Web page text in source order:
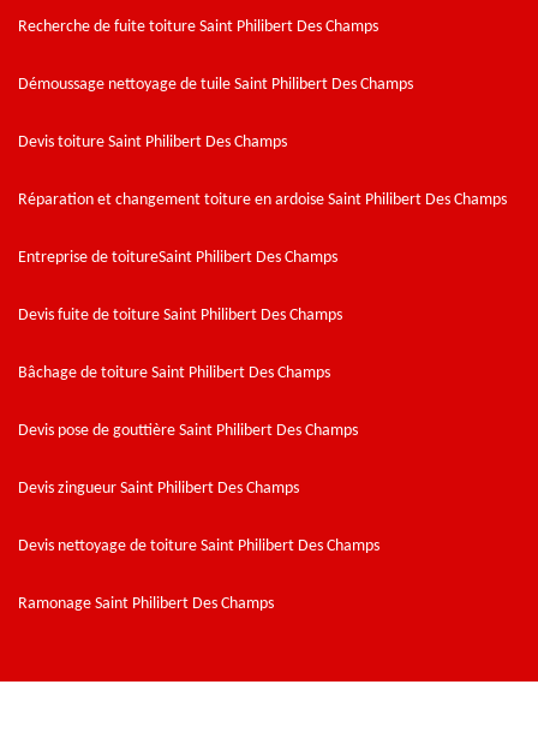
Recherche de fuite toiture Saint Philibert Des Champs
Démoussage nettoyage de tuile Saint Philibert Des Champs
Devis toiture Saint Philibert Des Champs
Réparation et changement toiture en ardoise Saint Philibert Des Champs
Entreprise de toitureSaint Philibert Des Champs
Devis fuite de toiture Saint Philibert Des Champs
Bâchage de toiture Saint Philibert Des Champs
Devis pose de gouttière Saint Philibert Des Champs
Devis zingueur Saint Philibert Des Champs
Devis nettoyage de toiture Saint Philibert Des Champs
Ramonage Saint Philibert Des Champs